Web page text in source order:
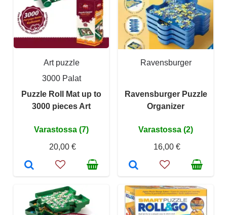
Art puzzle
3000 Palat
Puzzle Roll Mat up to
3000 pieces Art
Varastossa (7)
20,00 €
Ravensburger
Ravensburger Puzzle
Organizer
Varastossa (2)
16,00 €